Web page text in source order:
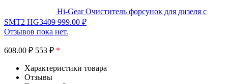
Hi-Gear Очиститель форсунок для дизеля c
SMT2 HG3409 999.00 ₽
Отзывов пока нет.
608.00 ₽ 553 ₽ *
Характеристики товара
Отзывы